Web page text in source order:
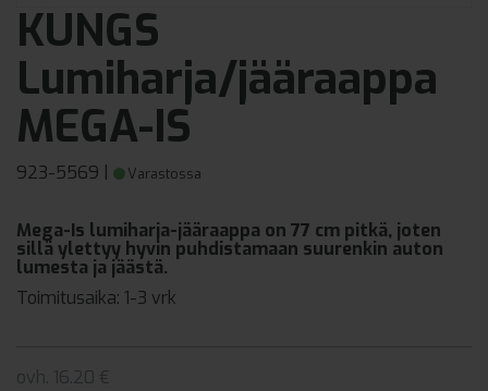
KUNGS
Lumiharja/jääraappa
MEGA-IS
923-5569 | Varastossa
Mega-Is lumiharja-jääraappa on 77 cm pitkä, joten
sillä ylettyy hyvin puhdistamaan suurenkin auton
lumesta ja jäästä.
Toimitusaika: 1-3 vrk
ovh. 16.20 €